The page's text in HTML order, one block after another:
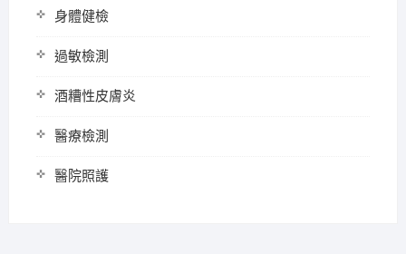
身體健檢
過敏檢測
酒糟性皮膚炎
醫療檢測
醫院照護